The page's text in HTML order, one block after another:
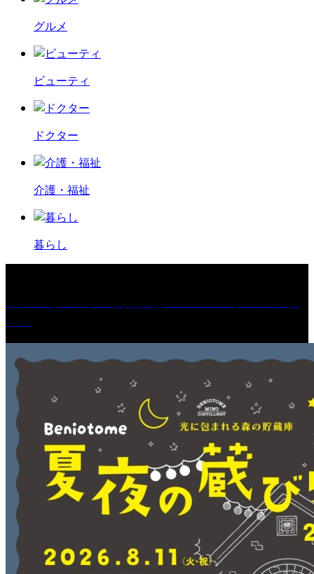
グルメ
ビューティ
ドクター
介護・福祉
暮らし